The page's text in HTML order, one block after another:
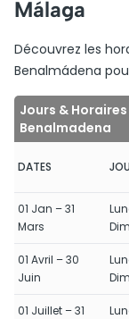
Málaga
Découvrez les
Benalmádena
Jours &
Benalmadena
DATES
01 Jan – 31
Mars
01 Avril – 30
Juin
01 Juillet – 31